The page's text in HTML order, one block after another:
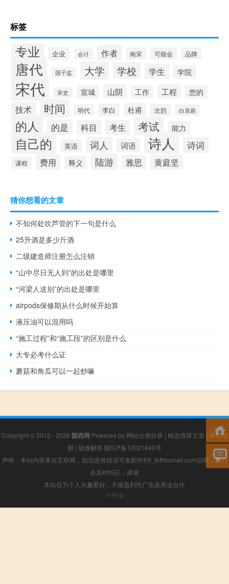
标签
专业 企业 会计 作者 南宋 可能会 品牌
唐代 国子监 大学 学校 学生 学院
宋代 宋史 宣城 山阴 工作 工程 您的
技术 时间 明代 李白 杜甫 次韵 白居易
的人 的是 科目 考生 考试 能力
自己的 英语 词人 词语 诗人 诗词
课程 费用 释义 陆游 雅思 黄庭坚
猜你想看的文章
不知何处吹芦管的下一句是什么
25升酒是多少斤酒
二级建造师注册怎么注销
“山中尽日无人到”的出处是哪里
“河梁人送别”的出处是哪里
airpods保修期从什么时候开始算
液压油可以混用吗
“施工过程”和“施工段”的区别是什么
大专必考什么证
蘑菇和角瓜可以一起炒嘛
Copyright © 2012 - 2026 陇西网 Powered by 网站分类目录 | 精选推荐文章 | 网站地
图 | 疑难解答 陇ICP备10021840号
声明：本站内容来自互联网，如信息有错误可发邮件到f_fb#foxmail.com说明，我们
会及时纠正，谢谢
本站仅为个人兴趣爱好，不接盈利性广告及商业合作
小男孩